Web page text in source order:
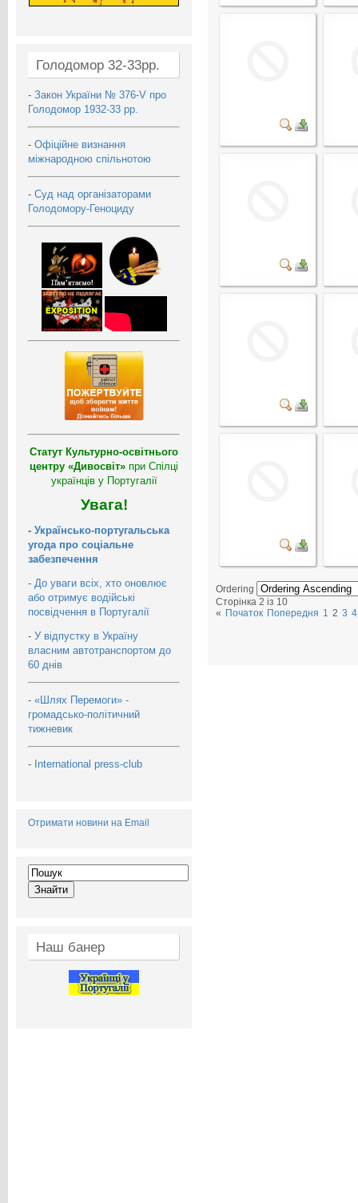
Голодомор 32-33рр.
- Закон України № 376-V про
Голодомор 1932-33 рр.
- Офіційне визнання
міжнародною спільнотою
- Суд над організаторами
Голодомору-Геноциду
Статут Культурно-освітнього
центру «Дивосвіт» при Спілці
українців у Португалії
Увага!
- Українсько-португальська
угода про соціальне
забезпечення
- До уваги всіх, хто оновлює
або отримує водійські
посвідчення в Португалії
- У відпустку в Україну
власним автотранспортом до
60 днів
- «Шлях Перемоги» -
громадсько-політичний
тижневик
- International press-club
Отримати новини на Email
Наш банер
Ordering
Сторінка 2 із 10
« Початок Попередня 1 2 3 4